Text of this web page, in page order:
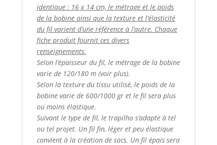
identique : 16 x 14 cm, le métrage et le poids
de la bobine ainsi que la texture et l’élasticité
du fil varient d’une référence à l’autre. Chaque
fiche produit fournit ces divers
renseignements.
Selon l’épaisseur du fil, le métrage de la bobine
varie de 120/180 m (voir plus).
Selon la texture du tissu utilisé, le poids de la
bobine varie de 600/1000 gr et le fil sera plus
ou moins élastique.
Suivant le type de fil, le trapilho s’adapte à tel
ou tel projet. Un fil fin, léger et peu élastique
convient à la création de sacs. Un fil épais sera